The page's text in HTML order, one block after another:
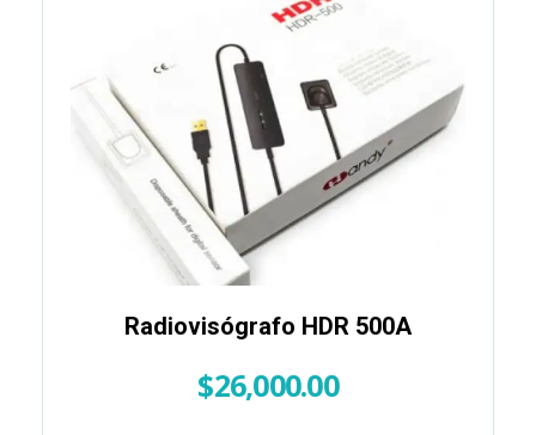
Radiovisógrafo HDR 500A
$26,000.00